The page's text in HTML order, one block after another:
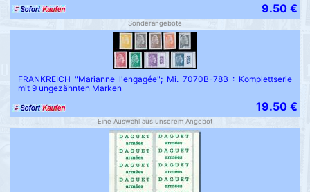
9.50 €
Sonderangebote
FRANKREICH "Marianne l'engagée"; Mi. 7070B-78B : Komplettserie
mit 9 ungezähnten Marken
19.50 €
Eine Auswahl aus unserem Angebot